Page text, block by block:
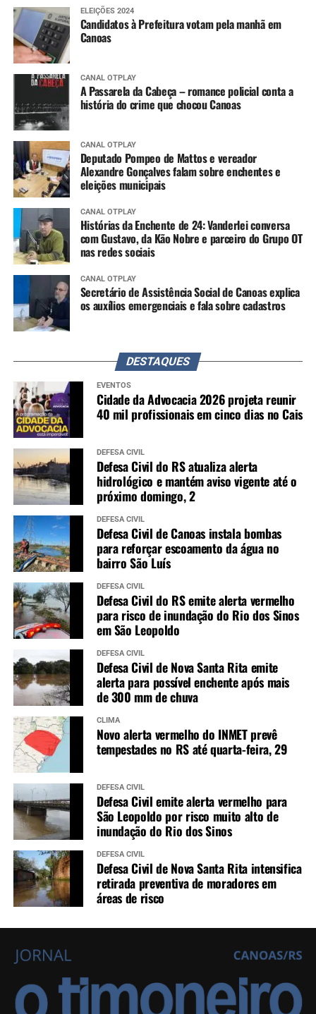
ELEIÇÕES 2024
Candidatos à Prefeitura votam pela manhã em
Canoas
CANAL OTPLAY
A Passarela da Cabeça – romance policial conta a
história do crime que chocou Canoas
CANAL OTPLAY
Deputado Pompeo de Mattos e vereador
Alexandre Gonçalves falam sobre enchentes e
eleições municipais
CANAL OTPLAY
Histórias da Enchente de 24: Vanderlei conversa
com Gustavo, da Kão Nobre e parceiro do Grupo OT
nas redes sociais
CANAL OTPLAY
Secretário de Assistência Social de Canoas explica
os auxílios emergenciais e fala sobre cadastros
DESTAQUES
EVENTOS
Cidade da Advocacia 2026 projeta reunir
40 mil profissionais em cinco dias no Cais
DEFESA CIVIL
Defesa Civil do RS atualiza alerta
hidrológico e mantém aviso vigente até o
próximo domingo, 2
DEFESA CIVIL
Defesa Civil de Canoas instala bombas
para reforçar escoamento da água no
bairro São Luís
DEFESA CIVIL
Defesa Civil do RS emite alerta vermelho
para risco de inundação do Rio dos Sinos
em São Leopoldo
DEFESA CIVIL
Defesa Civil de Nova Santa Rita emite
alerta para possível enchente após mais
de 300 mm de chuva
CLIMA
Novo alerta vermelho do INMET prevê
tempestades no RS até quarta-feira, 29
DEFESA CIVIL
Defesa Civil emite alerta vermelho para
São Leopoldo por risco muito alto de
inundação do Rio dos Sinos
DEFESA CIVIL
Defesa Civil de Nova Santa Rita intensifica
retirada preventiva de moradores em
áreas de risco